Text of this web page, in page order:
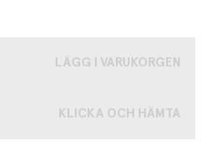
LÄGG I VARUKORGEN
KLICKA OCH HÄMTA